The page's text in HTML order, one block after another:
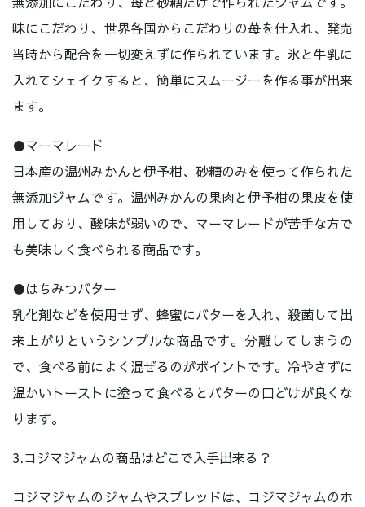
味にこだわり、世界各国からこだわりの苺を仕入れ、発売
当時から配合を一切変えずに作られています。氷と牛乳に
入れてシェイクすると、簡単にスムージーを作る事が出来
ます。
●マーマレード
日本産の温州みかんと伊予柑、砂糖のみを使って作られた
無添加ジャムです。温州みかんの果肉と伊予柑の果皮を使
用しており、酸味が弱いので、マーマレードが苦手な方で
も美味しく食べられる商品です。
●はちみつバター
乳化剤などを使用せず、蜂蜜にバターを入れ、殺菌して出
来上がりというシンプルな商品です。分離してしまうの
で、食べる前によく混ぜるのがポイントです。冷やさずに
温かいトーストに塗って食べるとバターの口どけが良くな
ります。
3.コジマジャムの商品はどこで入手出来る？
コジマジャムのジャムやスプレッドは、コジマジャムのホ